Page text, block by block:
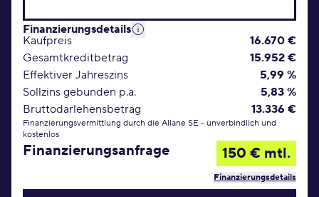
Finanzierungsdetails
Kaufpreis
16.670 €
Gesamtkreditbetrag
15.952 €
Effektiver Jahreszins
5,99 %
Sollzins gebunden p.a.
5,83 %
Bruttodarlehensbetrag
13.336 €
Finanzierungsvermittlung durch die Allane SE - unverbindlich und
kostenlos
Finanzierungsanfrage 150 € mtl.
Finanzierungsdetails